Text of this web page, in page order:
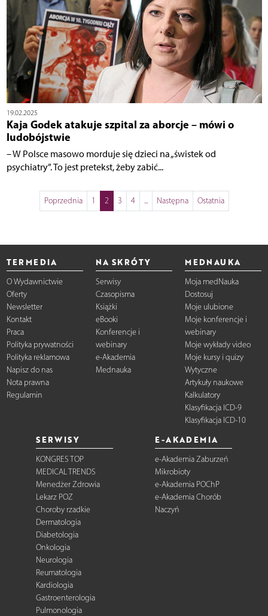
19.02.2025
Kaja Godek atakuje szpital za aborcje – mówi o
ludobójstwie
– W Polsce masowo morduje się dzieci na „świstek od
psychiatry”. To jest pretekst, żeby zabić...
Poprzednia 1 2 3 4 ... Następna Ostatnia
TERMEDIA
O Wydawnictwie
Oferty
Newsletter
Kontakt
Praca
Polityka prywatności
Polityka reklamowa
Napisz do nas
Nota prawna
Regulamin
NA SKRÓTY
Serwisy
Czasopisma
Książki
eBooki
Konferencje i
webinary
e-Akademia
Mednauka
MEDNAUKA
Moja medNauka
Dostosuj
Moje ulubione
Moje konferencje i
webinary
Moje wykłady video
Moje kursy i quizy
Wytyczne
Artykuły naukowe
Kalkulatory
Klasyfikacja ICD-9
Klasyfikacja ICD-10
SERWISY
KONGRES TOP
MEDICAL TRENDS
Menedżer Zdrowia
Lekarz POZ
Choroby rzadkie
Dermatologia
Diabetologia
Onkologia
Neurologia
Reumatologia
Kardiologia
Gastroenterologia
Pulmonologia
E-AKADEMIA
e-Akademia Zaburzeń
Mikrobioty
e-Akademia POChP
e-Akademia Chorób
Naczyń